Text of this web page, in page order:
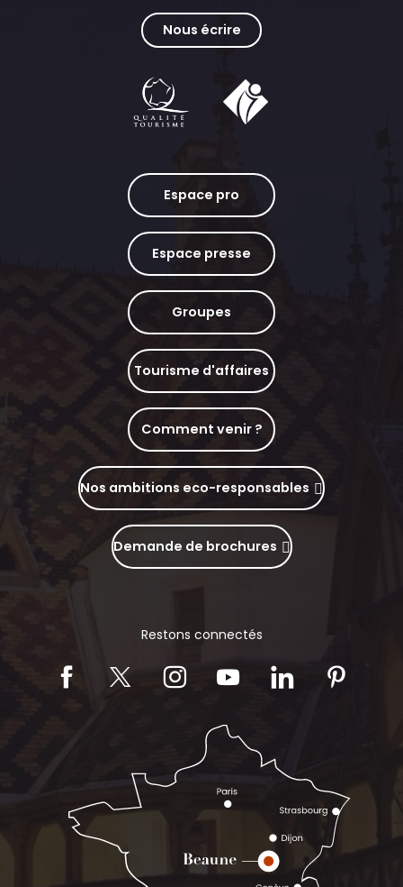
Nous écrire
Espace pro
Espace presse
Groupes
Tourisme d'affaires
Comment venir ?
Nos ambitions eco-responsables
Demande de brochures
Restons connectés